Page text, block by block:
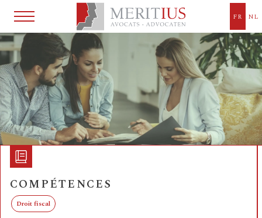
FR NL
Meritius Bruxelles
COMPÉTENCES
Droit fiscal